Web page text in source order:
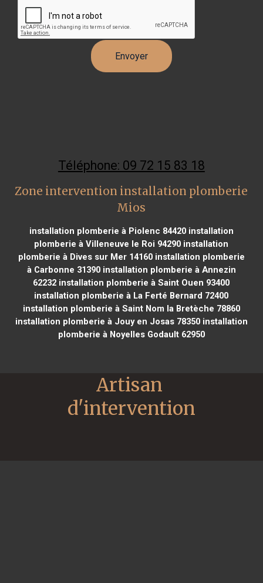
Téléphone: 09 72 15 83 18
Zone intervention installation plomberie
Mios
installation plomberie à Piolenc 84420installation
plomberie à Villeneuve le Roi 94290 installation
plomberie à Dives sur Mer 14160installation plomberie
à Carbonne 31390installation plomberie à Annezin
62232 installation plomberie à Saint Ouen 93400
installation plomberie à La Ferté Bernard 72400
installation plomberie à Saint Nom la Bretèche 78860
installation plomberie à Jouy en Josas 78350installation
plomberie à Noyelles Godault 62950
Artisan
d'intervention